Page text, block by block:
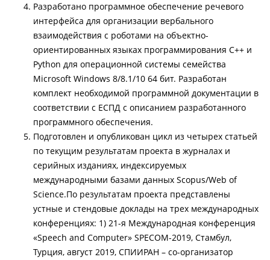
Разработано программное обеспечение речевого
интерфейса для организации вербального
взаимодействия с роботами на объектно-
ориентированных языках программирования C++ и
Python для операционной системы семейства
Microsoft Windows 8/8.1/10 64 бит. Разработан
комплект необходимой программной документации в
соответствии с ЕСПД с описанием разработанного
программного обеспечения.
Подготовлен и опубликован цикл из четырех статьей
по текущим результатам проекта в журналах и
серийных изданиях, индексируемых
международными базами данных Scopus/Web of
Science.По результатам проекта представлены
устные и стендовые доклады на трех международных
конференциях: 1) 21-я Международная конференция
«Speech and Computer» SPECOM-2019, Стамбул,
Турция, август 2019, СПИИРАН – со-организатор